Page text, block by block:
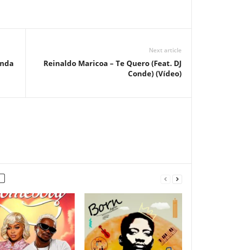
Next article
Reinaldo Maricoa – Te Quero (Feat. DJ
Conde) (Vídeo)